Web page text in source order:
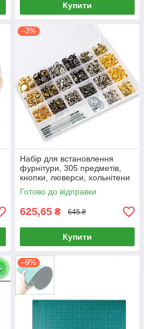
Купити
–3%
Набір для встановлення
фурнітури, 305 предметів,
кнопки, люверси, хольнітени
Готово до відправки
625,65 ₴ 645 ₴
Купити
–9%